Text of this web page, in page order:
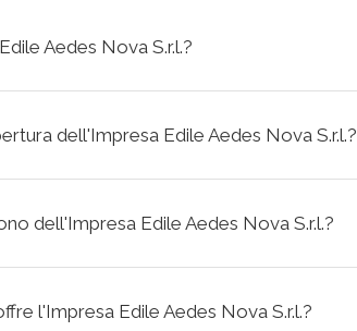
Aedes Nova S.r.l.?
dell'Impresa Edile Aedes Nova S.r.l.?
dell'Impresa Edile Aedes Nova S.r.l.?
l'Impresa Edile Aedes Nova S.r.l.?